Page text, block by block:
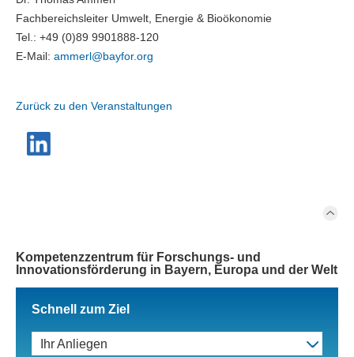
Fachbereichsleiter Umwelt, Energie & Bioökonomie
Tel.: +49 (0)89 9901888-120
E-Mail: ammerl@bayfor.org
Zurück zu den Veranstaltungen
Kompetenzzentrum für Forschungs- und
Innovationsförderung in Bayern, Europa und der Welt
Schnell zum Ziel
Ihr Anliegen